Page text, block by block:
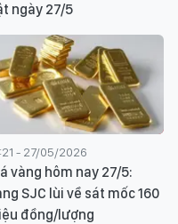
ngày 27/5
- 27/05/2026
vàng hôm nay 27/5:
SJC lùi về sát mốc 160
đồng/lượng